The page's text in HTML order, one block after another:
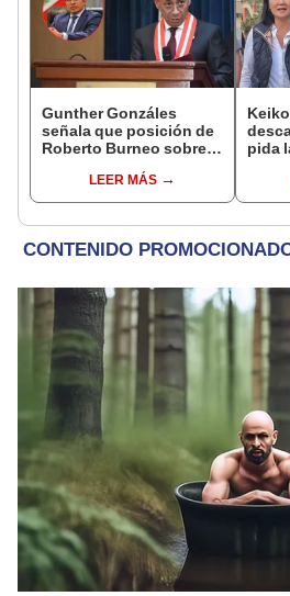
Gunther Gonzáles
señala que posición de
Roberto Burneo sobre
Aliaga no representan al
JNE
LEER MÁS
pida